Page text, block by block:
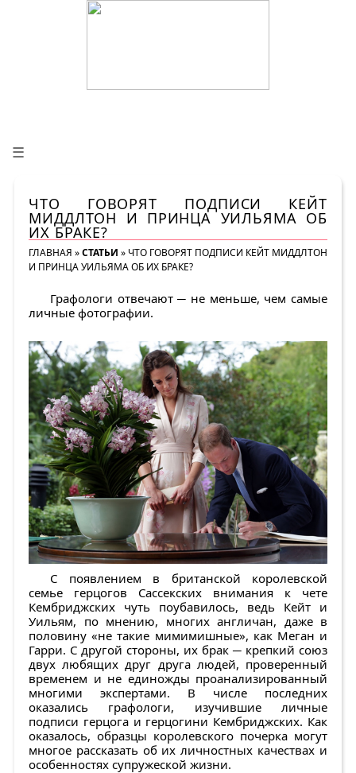
☰
ЧТО ГОВОРЯТ ПОДПИСИ КЕЙТ
МИДДЛТОН И ПРИНЦА УИЛЬЯМА ОБ
ИХ БРАКЕ?
ГЛАВНАЯ »СТАТЬИ » ЧТО ГОВОРЯТ ПОДПИСИ КЕЙТ МИДДЛТОН
И ПРИНЦА УИЛЬЯМА ОБ ИХ БРАКЕ?
Графологи отвечают ─ не меньше, чем самые
личные фотографии.
С появлением в британской королевской
семье герцогов Сассекских внимания к чете
Кембриджских чуть поубавилось, ведь Кейт и
Уильям, по мнению, многих англичан, даже в
половину «не такие мимимишные», как Меган и
Гарри. С другой стороны, их брак ─ крепкий союз
двух любящих друг друга людей, проверенный
временем и не единожды проанализированный
многими экспертами. В числе последних
оказались графологи, изучившие личные
подписи герцога и герцогини Кембриджских. Как
оказалось, образцы королевского почерка могут
многое рассказать об их личностных качествах и
особенностях супружеской жизни.